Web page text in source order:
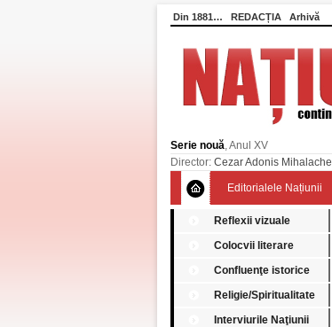
Din 1881… REDACȚIA Arhivă
Serie nouă, Anul XV
Director: Cezar Adonis Mihalache
Editorialele Națiunii
Reflexii vizuale
Colocvii literare
Confluenţe istorice
Religie/Spiritualitate
Interviurile Naţiunii